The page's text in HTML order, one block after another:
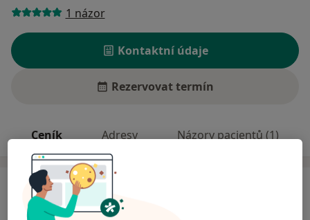
1 názor
Kontaktní údaje
Rezervovat termín
Ceník Adresy Názory pacientů (1)
Ceník
Informace o službách a cenách nejsou k dispozici